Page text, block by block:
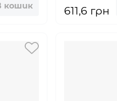
кошик 611,6 грн